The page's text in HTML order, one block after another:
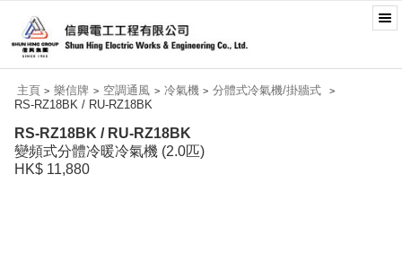
主頁 > 樂信牌 > 空調通風 > 冷氣機 > 分體式冷氣機/掛牆式 >
RS-RZ18BK / RU-RZ18BK
RS-RZ18BK / RU-RZ18BK
變頻式分體冷暖冷氣機 (2.0匹)
HK$ 11,880